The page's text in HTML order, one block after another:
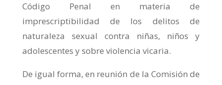
Código Penal en materia de
imprescriptibilidad de los delitos de
naturaleza sexual contra niñas, niños y
adolescentes y sobre violencia vicaria.
De igual forma, en reunión de la Comisión de